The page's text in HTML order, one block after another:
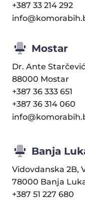
+387 33 214 292
Mostar
Dr. Ante
88000 Mostar
+387 36 333 651
+387 36 314 060
Banja
Vidovdanska 2B,
78000 Banja
+387 51 227 680